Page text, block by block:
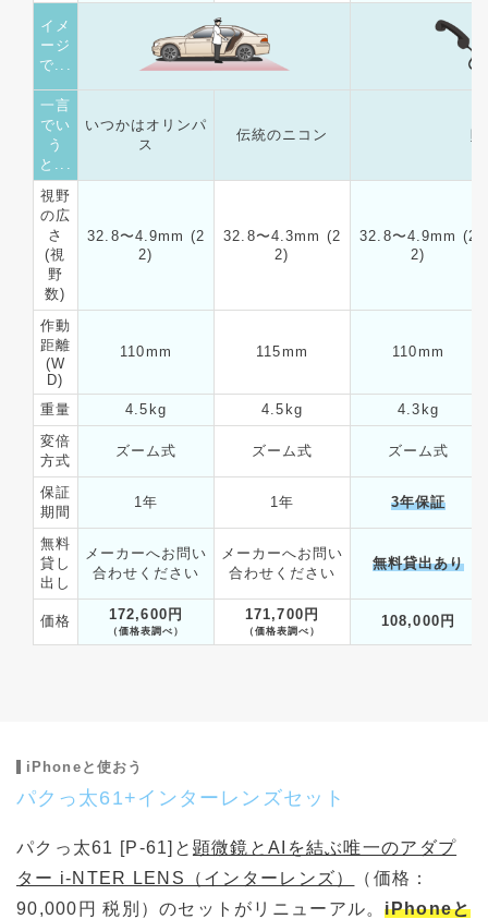
イメ
ージ
で...
一言
でい
う
と...
いつかはオリンパ
ス
伝統のニコン
視野
の広
さ
(視
野
数)
32.8〜4.9mm (2
2)
32.8〜4.3mm (2
2)
32.8〜4.9mm (2
2)
作動
距離
(W
D)
110mm 115mm 110mm
重量 4.5kg 4.5kg
4.3kg
変倍
方式
ズーム式 ズーム式 ズーム式
保証
期間
1年 1年 3年保証
無料
貸し
出し
メーカーへお問い
合わせください
メーカーへお問い
合わせください
無料貸出あり
価格 172,600円
（価格表調べ）
171,700円
（価格表調べ）
108,000円
iPhoneと使おう
パクっ太61+インターレンズセット
パクっ太61 [P-61]と 顕微鏡とAIを結ぶ唯一のアダプ
ター i-NTER LENS（インターレンズ）
（価格：
90,000円 税別）のセットがリニューアル。iPhoneと